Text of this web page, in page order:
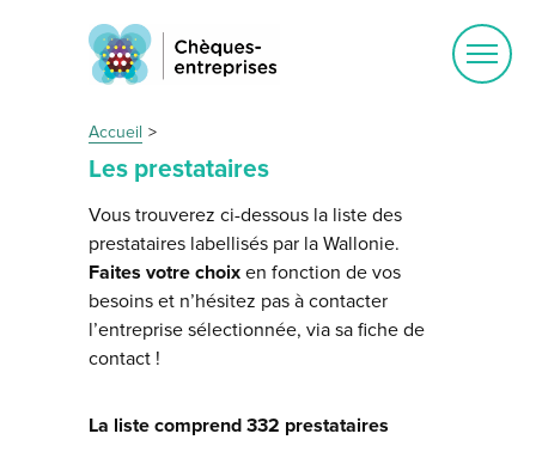
Accueil
Les prestataires
Vous trouverez ci-dessous la liste des
prestataires labellisés par la Wallonie.
Faites votre choix en fonction de vos
besoins et n’hésitez pas à contacter
l’entreprise sélectionnée, via sa fiche de
contact !
La liste comprend 332 prestataires
Ouvrir
le